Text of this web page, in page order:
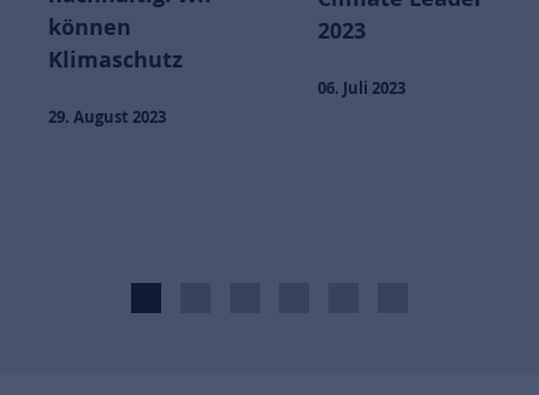
können
Klimaschutz
29. August 2023
2023
06. Juli 2023